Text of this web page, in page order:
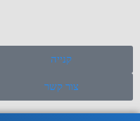
קנייה
צור קשר